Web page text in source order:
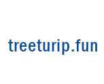
treeturip.fun